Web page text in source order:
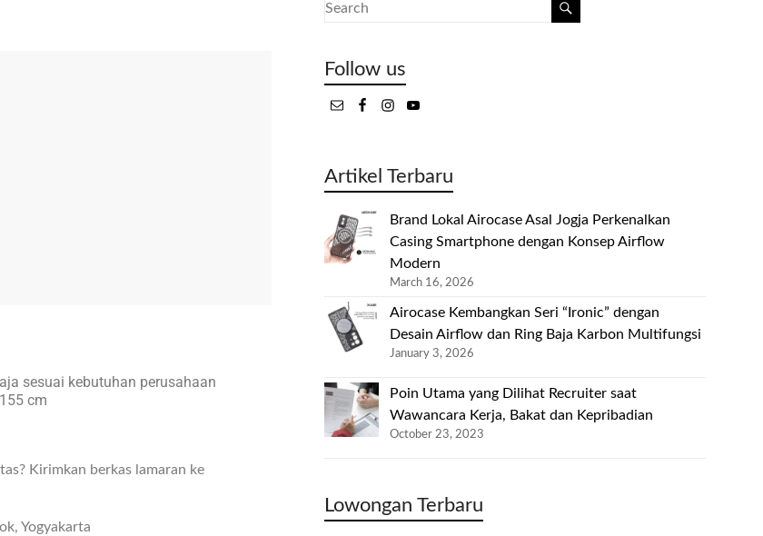
sesuai kebutuhan perusahaan
cm
Kirimkan berkas lamaran ke
Yogyakarta
Follow us
Artikel Terbaru
Brand Lokal Airocase Asal Jogja Perkenalkan
Casing Smartphone dengan Konsep Airflow
Modern
March 16, 2026
Airocase Kembangkan Seri “Ironic” dengan
Desain Airflow dan Ring Baja Karbon Multifungsi
January 3, 2026
Poin Utama yang Dilihat Recruiter saat
Wawancara Kerja, Bakat dan Kepribadian
October 23, 2023
Lowongan Terbaru